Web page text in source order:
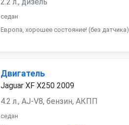
седан
Европа, хорошее состояние! (без датчика)
Двигатель
Jaguar XF X250 2009
4.2 л., AJ-V8, бензин, АКПП
седан